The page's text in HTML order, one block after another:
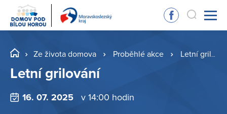
Ze života domova Proběhlé akce Letní grilování
Letní grilování
16. 07. 2025 v 14:00 hodin